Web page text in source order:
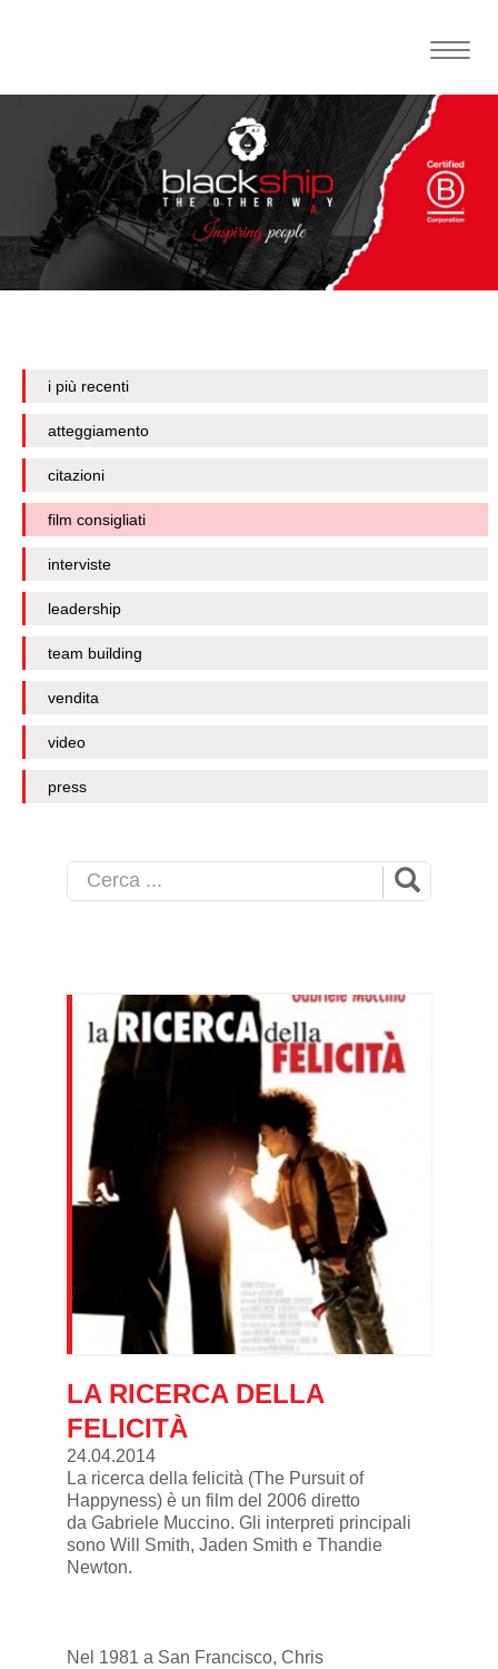
Toggle
i più recenti
atteggiamento
citazioni
film consigliati
interviste
leadership
team building
vendita
video
press
LA RICERCA DELLA
FELICITÀ
24.04.2014
La ricerca della felicità (The Pursuit of
Happyness) è un film del 2006 diretto
da Gabriele Muccino. Gli interpreti principali
sono Will Smith, Jaden Smith e Thandie
Newton.
Nel 1981 a San Francisco, Chris